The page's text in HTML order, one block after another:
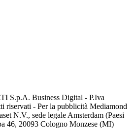
S.p.A. Business Digital - P.Iva
riservati - Per la pubblicità Mediamond
N.V., sede legale Amsterdam (Paesi
46, 20093 Cologno Monzese (MI)